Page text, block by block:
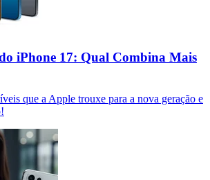
iPhone 17: Qual Combina Mais
que a Apple trouxe para a nova geração e